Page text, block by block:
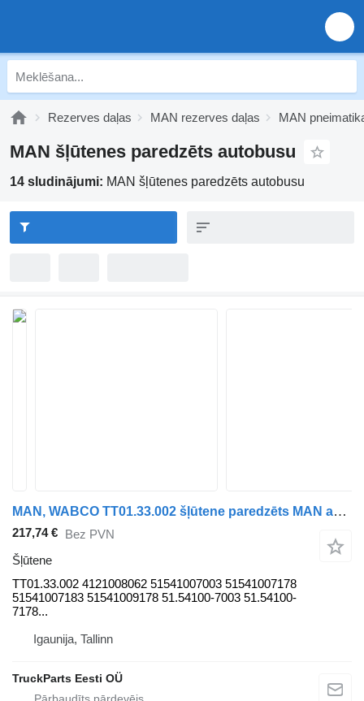
Rezerves daļas MAN rezerves daļas MAN
MAN šļūtenes paredzēts autobusu
14 sludinājumi: MAN šļūtenes paredzēts autobusu
MAN, WABCO TT01.33.002 šļūtene paredzēts MAN autobusa
217,74 € Bez PVN
Šļūtene
TT01.33.002 4121008062 51541007003 51541007178
51541007183 51541009178 51.54100-7003 51.54100-
7178...
Igaunija, Tallinn
TruckParts Eesti OÜ